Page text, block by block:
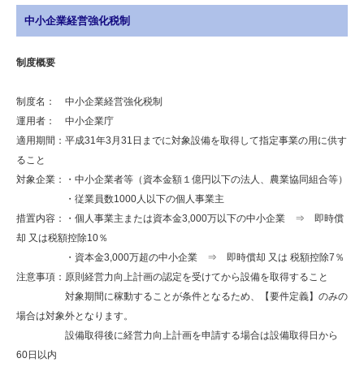
中小企業経営強化税制
制度概要
制度名： 中小企業経営強化税制
運用者： 中小企業庁
適用期間：平成31年3月31日までに対象設備を取得して指定事業の用に供す
ること
対象企業：・中小企業者等（資本金額１億円以下の法人、農業協同組合等）
・従業員数1000人以下の個人事業主
措置内容：・個人事業主または資本金3,000万以下の中小企業 ⇒ 即時償
却 又は税額控除10％
・資本金3,000万超の中小企業 ⇒ 即時償却 又は 税額控除7％
注意事項：原則経営力向上計画の認定を受けてから設備を取得すること
対象期間に稼動することが条件となるため、【要件定義】のみの
場合は対象外となります。
設備取得後に経営力向上計画を申請する場合は設備取得日から
60日以内